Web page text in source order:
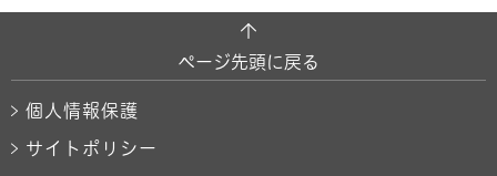
ページ先頭に戻る
個人情報保護
サイトポリシー